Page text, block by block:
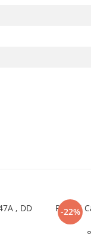
-22%
Papuci